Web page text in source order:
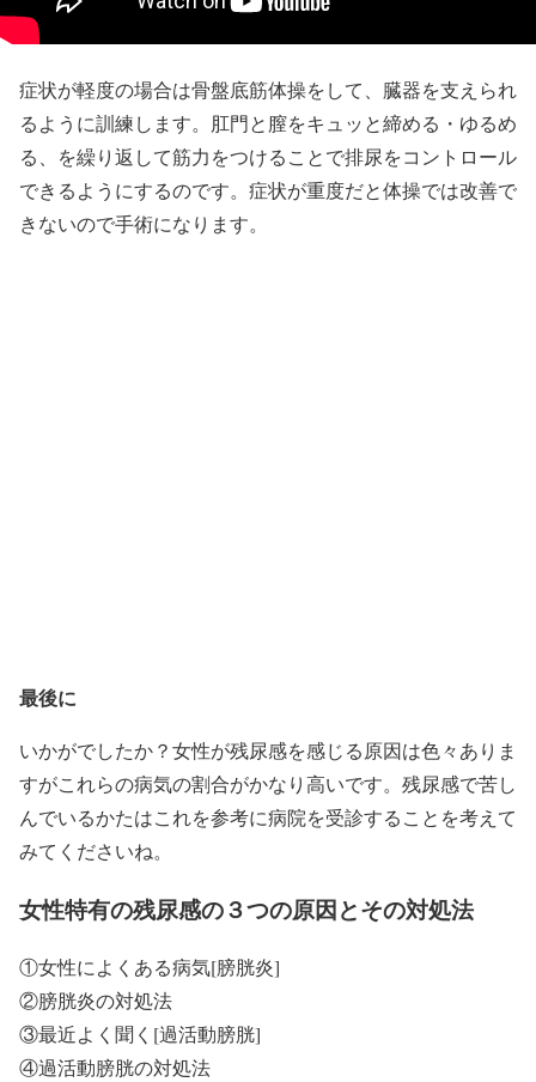
症状が軽度の場合は骨盤底筋体操をして、臓器を支えられ
るように訓練します。肛門と膣をキュッと締める・ゆるめ
る、を繰り返して筋力をつけることで排尿をコントロール
できるようにするのです。症状が重度だと体操では改善で
きないので手術になります。
最後に
いかがでしたか？女性が残尿感を感じる原因は色々ありま
すがこれらの病気の割合がかなり高いです。残尿感で苦し
んでいるかたはこれを参考に病院を受診することを考えて
みてくださいね。
女性特有の残尿感の３つの原因とその対処法
①女性によくある病気[膀胱炎]
②膀胱炎の対処法
③最近よく聞く[過活動膀胱]
④過活動膀胱の対処法